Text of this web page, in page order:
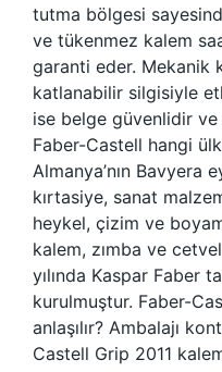
tutma bölgesi
ve tükenmez kalem
garanti eder. Mekanik
katlanabilir silgisiyle
ise belge güvenlidir
Faber-Castell hangi
Almanya’nın Bavyera
kırtasiye, sanat
heykel, çizim ve
kalem, zımba ve
yılında Kaspar Faber
kurulmuştur. Faber-
anlaşılır? Ambalajı
Castell Grip 2011